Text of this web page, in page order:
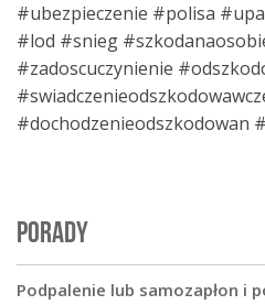
#ubezpieczenie #polisa
#lod #snieg
#zadoscuczynienie
#dochodzenieodszkodowan
PORADY
Podpalenie lub samozapłon i